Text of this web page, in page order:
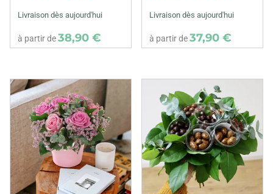
Livraison dès aujourd'hui
à partir de38,90 €
Livraison dès aujourd'hui
à partir de37,90 €